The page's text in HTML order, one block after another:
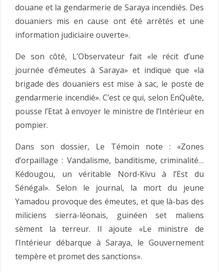
douane et la gendarmerie de Saraya incendiés. Des
douaniers mis en cause ont été arrêtés et une
information judiciaire ouverte».
De son côté, L’Observateur fait «le récit d’une
journée d’émeutes à Saraya» et indique que «la
brigade des douaniers est mise à sac, le poste de
gendarmerie incendié». C’est ce qui, selon EnQuête,
pousse l’Etat à envoyer le ministre de l’Intérieur en
pompier.
Dans son dossier, Le Témoin note : «Zones
d’orpaillage : Vandalisme, banditisme, criminalité…
Kédougou, un véritable Nord-Kivu à l’Est du
Sénégal». Selon le journal, la mort du jeune
Yamadou provoque des émeutes, et que là-bas des
miliciens sierra-léonais, guinéen set maliens
sèment la terreur. Il ajoute «Le ministre de
l’Intérieur débarque à Saraya, le Gouvernement
tempère et promet des sanctions».